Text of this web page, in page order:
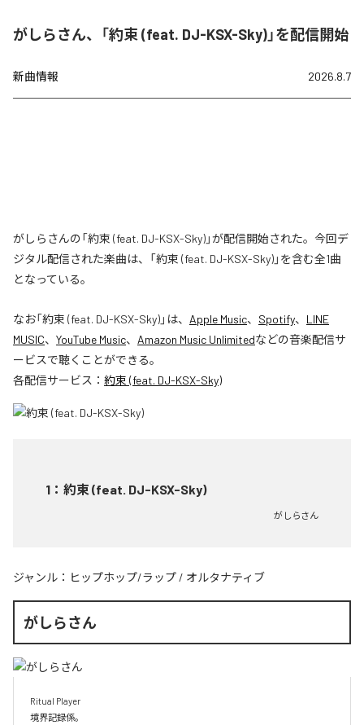
がしらさん、「約束 (feat. DJ-KSX-Sky)」を配信開始
新曲情報 2026.8.7
がしらさんの「約束 (feat. DJ-KSX-Sky)」が配信開始された。今回デ
ジタル配信された楽曲は、「約束 (feat. DJ-KSX-Sky)」を含む全1曲
となっている。
なお「約束 (feat. DJ-KSX-Sky)」は、 Apple Music、 Spotify、 LINE
MUSIC、 YouTube Music、 Amazon Music Unlimitedなどの音楽配信サ
ービスで聴くことができる。
各配信サービス： 約束 (feat. DJ-KSX-Sky)
1 ： 約束 (feat. DJ-KSX-Sky)
がしらさん
ジャンル： ヒップホップ/ラップ / オルタナティブ
がしらさん
Ritual Player
境界記録係。